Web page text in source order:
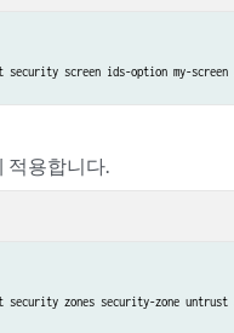
security screen ids-option my-
적용합니다.
security zones security-zone untrust